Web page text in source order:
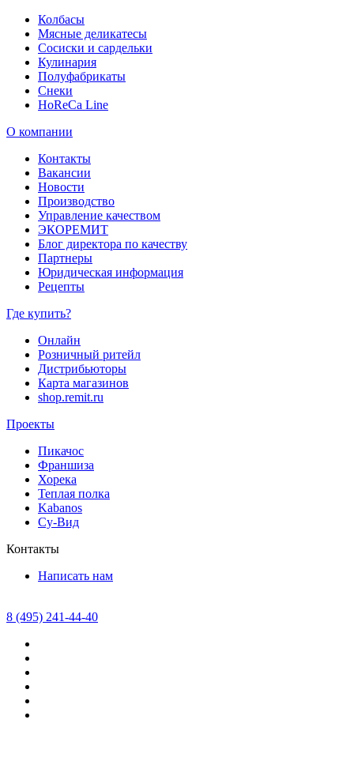
Колбасы
Мясные деликатесы
Сосиски и сардельки
Кулинария
Полуфабрикаты
Снеки
HoReCa Line
О компании
Контакты
Вакансии
Новости
Производство
Управление качеством
ЭКОРЕМИТ
Блог директора по качеству
Партнеры
Юридическая информация
Рецепты
Где купить?
Онлайн
Розничный ритейл
Дистрибьюторы
Карта магазинов
shop.remit.ru
Проекты
Пикачос
Франшиза
Хорека
Теплая полка
Kabanos
Су-Вид
Контакты
Написать нам
8 (495) 241-44-40